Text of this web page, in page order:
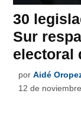
30
Sur
electoral
por Aidé
12 de